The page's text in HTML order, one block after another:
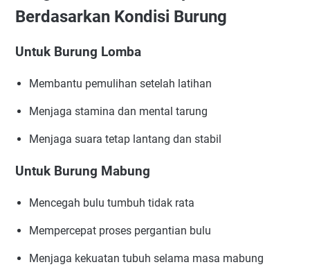
Berdasarkan Kondisi Burung
Untuk Burung Lomba
Membantu pemulihan setelah latihan
Menjaga stamina dan mental tarung
Menjaga suara tetap lantang dan stabil
Untuk Burung Mabung
Mencegah bulu tumbuh tidak rata
Mempercepat proses pergantian bulu
Menjaga kekuatan tubuh selama masa mabung